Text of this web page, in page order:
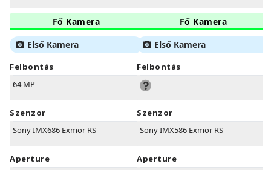
Fő Kamera
Első Kamera
Felbontás
64 MP
Szenzor
Sony IMX686 Exmor RS
Aperture
Fő Kamera
Első Kamera
Felbontás
Szenzor
Sony IMX586 Exmor RS
Aperture